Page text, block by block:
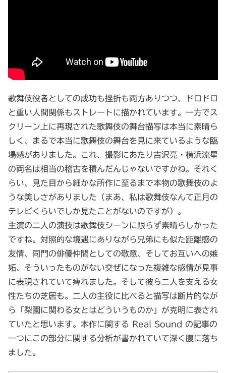
歌舞伎役者としての成功も挫折も両方ありつつ、ドロドロ
と重い人間関係もストレートに描かれています。一方でス
クリーン上に再現された歌舞伎の舞台描写は本当に素晴ら
しく、まるで本当に歌舞伎の舞台を見に来ているような臨
場感がありました。これ、撮影にあたり吉沢亮・横浜流星
の両名は相当の稽古を積んだんじゃないですかね。それく
らい、見た目から細かな所作に至るまで本物の歌舞伎のよ
うな美しさがありました（まあ、私は歌舞伎なんて正月の
テレビくらいでしか見たことがないのですが）。
主演の二人の演技は歌舞伎シーンに限らず素晴らしかった
ですね。対照的な境遇にありながら兄弟にも似た距離感の
友情、同門の俳優仲間としての敬意、そしてお互いへの嫉
妬、そういったものがない交ぜになった複雑な感情が見事
に表現されていて痺れました。そして彼ら二人を支える女
性たちの芝居も。二人の主役に比べると描写は断片的なが
ら「梨園に関わる女とはどういうものか」が克明に表され
ていたと思います。本作に関する Real Sound の記事の
一つにこの部分に関する分析が書かれていて深く腹に落ち
ました。